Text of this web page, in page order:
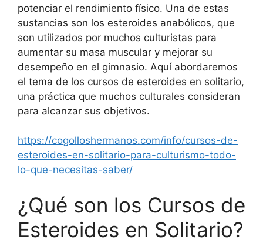
potenciar el rendimiento físico. Una de estas
sustancias son los esteroides anabólicos, que
son utilizados por muchos culturistas para
aumentar su masa muscular y mejorar su
desempeño en el gimnasio. Aquí abordaremos
el tema de los cursos de esteroides en solitario,
una práctica que muchos culturales consideran
para alcanzar sus objetivos.
https://cogolloshermanos.com/info/cursos-de-
esteroides-en-solitario-para-culturismo-todo-
lo-que-necesitas-saber/
¿Qué son los Cursos de
Esteroides en Solitario?